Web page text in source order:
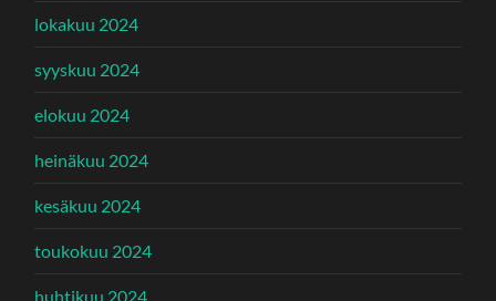
lokakuu 2024
syyskuu 2024
elokuu 2024
heinäkuu 2024
kesäkuu 2024
toukokuu 2024
huhtikuu 2024